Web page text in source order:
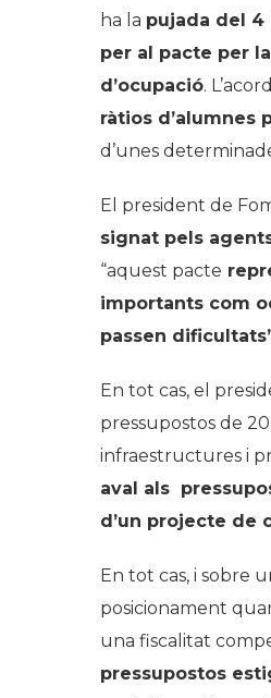
ha la pujada del 4
per al pacte per
d’ocupació.
ràtios d’alumnes
d’unes
El president de
signat pels
“aquest pacte
importants com
passen
En tot cas, el
pressupostos de
infraestructures i
aval als
d’un projecte de
En tot cas, i sobre
posicionament
una fiscalitat
pressupostos